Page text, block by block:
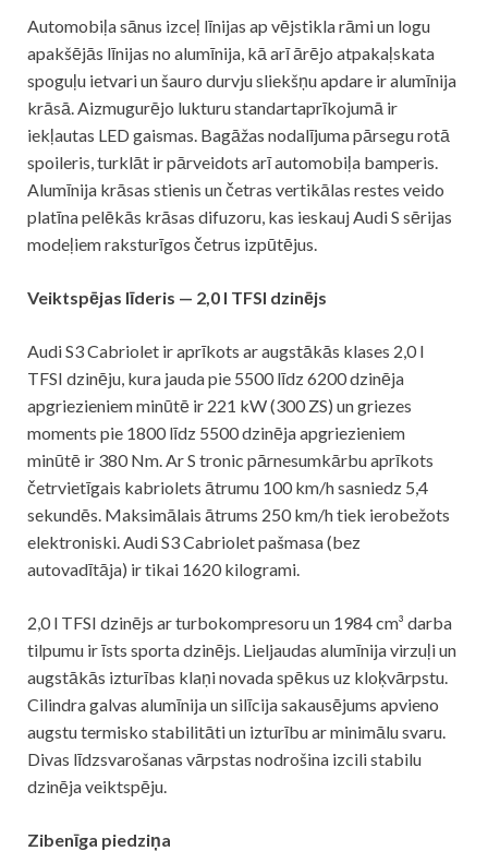
Automobiļa sānus izceļ līnijas ap vējstikla rāmi un logu
apakšējās līnijas no alumīnija, kā arī ārējo atpakaļskata
spoguļu ietvari un šauro durvju sliekšņu apdare ir alumīnija
krāsā. Aizmugurējo lukturu standartaprīkojumā ir
iekļautas LED gaismas. Bagāžas nodalījuma pārsegu rotā
spoileris, turklāt ir pārveidots arī automobiļa bamperis.
Alumīnija krāsas stienis un četras vertikālas restes veido
platīna pelēkās krāsas difuzoru, kas ieskauj Audi S sērijas
modeļiem raksturīgos četrus izpūtējus.
Veiktspējas līderis — 2,0 l TFSI dzinējs
Audi S3 Cabriolet ir aprīkots ar augstākās klases 2,0 l
TFSI dzinēju, kura jauda pie 5500 līdz 6200 dzinēja
apgriezieniem minūtē ir 221 kW (300 ZS) un griezes
moments pie 1800 līdz 5500 dzinēja apgriezieniem
minūtē ir 380 Nm. Ar S tronic pārnesumkārbu aprīkots
četrvietīgais kabriolets ātrumu 100 km/h sasniedz 5,4
sekundēs. Maksimālais ātrums 250 km/h tiek ierobežots
elektroniski. Audi S3 Cabriolet pašmasa (bez
autovadītāja) ir tikai 1620 kilogrami.
2,0 l TFSI dzinējs ar turbokompresoru un 1984 cm³ darba
tilpumu ir īsts sporta dzinējs. Lieljaudas alumīnija virzuļi un
augstākās izturības klaņi novada spēkus uz kloķvārpstu.
Cilindra galvas alumīnija un silīcija sakausējums apvieno
augstu termisko stabilitāti un izturību ar minimālu svaru.
Divas līdzsvarošanas vārpstas nodrošina izcili stabilu
dzinēja veiktspēju.
Zibenīga piedziņa